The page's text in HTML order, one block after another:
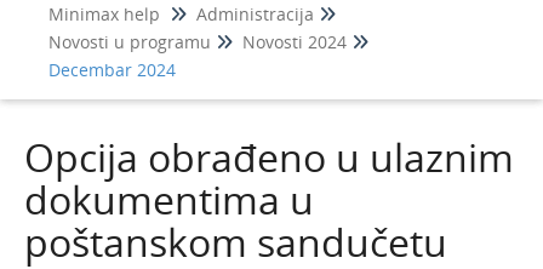
Minimax help
Administracija
Novosti u programu
Novosti 2024
Decembar 2024
Jul 2026
Jun 2026
April 2026
Mart 2026
Februar 2026
Opcija obrađeno u ulaznim
dokumentima u
poštanskom sandučetu